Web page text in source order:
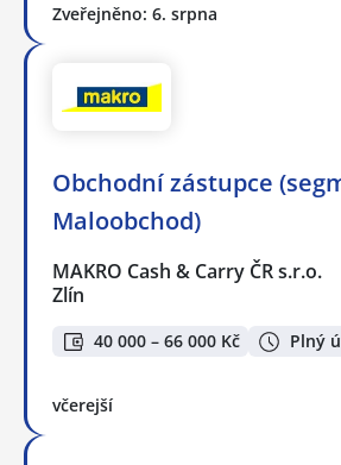
Zveřejněno: 6. srpna
Obchodní zástupce
Maloobchod)
MAKRO Cash & Carry ČR s.r.o.
Zlín
40 000 – 66 000 Kč Plný
včerejší